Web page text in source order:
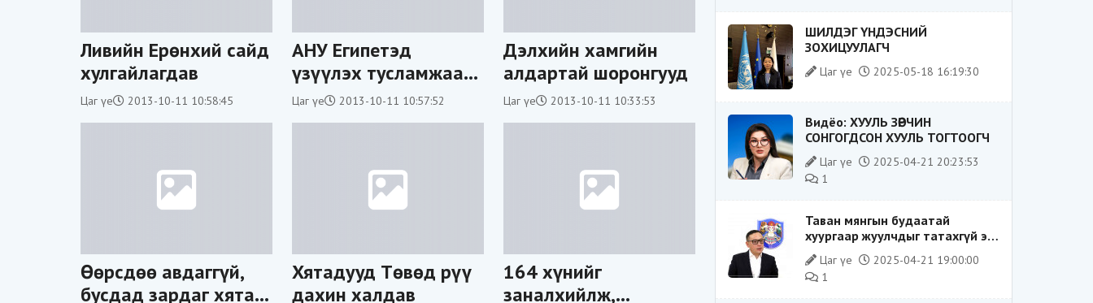
Ливийн Ерөнхий сайд
хулгайлагдав
Цаг үе 2013-10-11 10:58:45
АНУ Египетэд
үзүүлэх тусламжаа
зогсоолоо
Цаг үе 2013-10-11 10:57:52
Дэлхийн хамгийн
алдартай шоронгууд
Цаг үе 2013-10-11 10:33:53
Өөрсдөө авдаггүй,
бусдад зардаг хятад
Хятадууд Төвөд рүү
дахин халдав
164 хүнийг
заналхийлж,
ШИЛДЭГ ҮНДЭСНИЙ
ЗОХИЦУУЛАГЧ
Цаг үе 2025-05-18 16:19:30
Видёо: ХУУЛЬ ЗӨРЧИН
СОНГОГДСОН ХУУЛЬ ТОГТООГЧ
Цаг үе
2025-04-21 20:23:53
1
Таван мянгын будаатай
хуургаар жуулчдыг татахгүй ээ,
Д.Батсүх ээ
Цаг үе
2025-04-21 19:00:00
1